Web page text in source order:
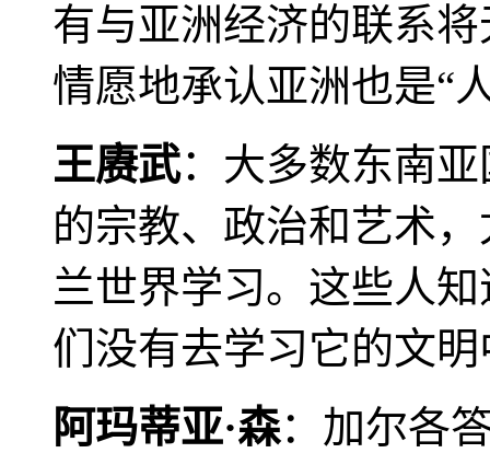
有与亚洲经济的联系
情愿地承认亚洲也是“
王赓武：大多数东南
的宗教、政治和艺术
兰世界学习。这些人
们没有去学习它的文
阿玛蒂亚·森：加尔各